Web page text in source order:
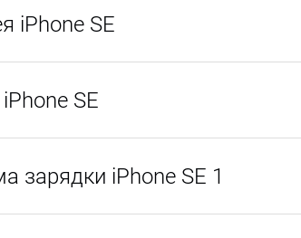
iPhone SE
SE
зарядки iPhone SE 1